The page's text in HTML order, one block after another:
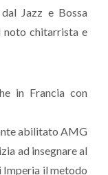
Jazz e Bossa
noto chitarrista e
in Francia con
abilitato AMG
ad insegnare al
il metodo